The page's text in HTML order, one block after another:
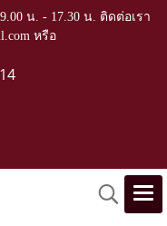
น. - 17.30 น. ติดต่อเรา
หรือ